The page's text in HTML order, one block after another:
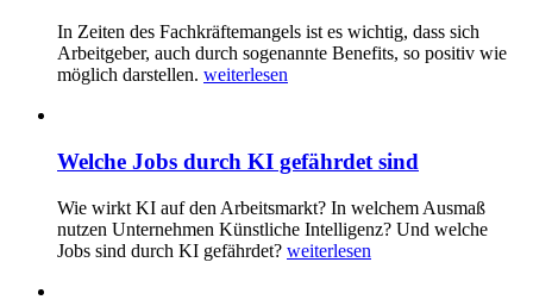
In Zeiten des Fachkräftemangels ist es wichtig, dass sich
Arbeitgeber, auch durch sogenannte Benefits, so positiv wie
möglich darstellen. weiterlesen
Welche Jobs durch KI gefährdet sind
Wie wirkt KI auf den Arbeitsmarkt? In welchem Ausmaß
nutzen Unternehmen Künstliche Intelligenz? Und welche
Jobs sind durch KI gefährdet? weiterlesen